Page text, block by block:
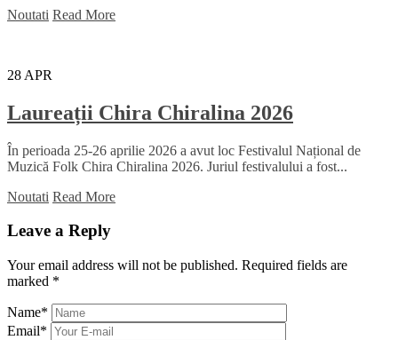
Noutati Read More
28 APR
Laureații Chira Chiralina 2026
În perioada 25-26 aprilie 2026 a avut loc Festivalul Național de
Muzică Folk Chira Chiralina 2026. Juriul festivalului a fost...
Noutati Read More
Leave a Reply
Your email address will not be published. Required fields are
marked *
Name*
Email*